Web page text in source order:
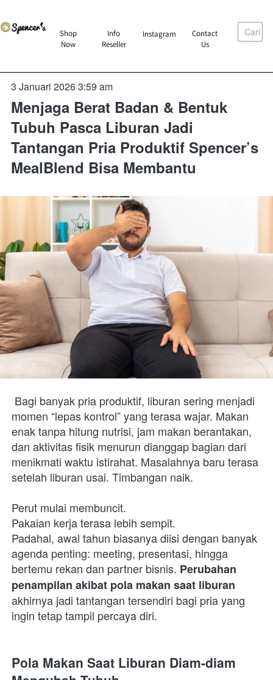
`
Shop
Now
` Info
Reseller
`Instagram `
Contact
Us
Cari
3 Januari 2026 3:59 am
Menjaga Berat Badan & Bentuk
Tubuh Pasca Liburan Jadi
Tantangan Pria Produktif Spencer’s
MealBlend Bisa Membantu
momen “lepas kontrol” yang terasa wajar. Makan
enak tanpa hitung nutrisi, jam makan berantakan,
dan aktivitas fisik menurun dianggap bagian dari
menikmati waktu istirahat. Masalahnya baru terasa
setelah liburan usai. Timbangan naik.
Perut mulai membuncit.
Pakaian kerja terasa lebih sempit.
Padahal, awal tahun biasanya diisi dengan banyak
agenda penting: meeting, presentasi, hingga
bertemu rekan dan partner bisnis. Perubahan
penampilan akibat pola makan saat liburan
akhirnya jadi tantangan tersendiri bagi pria yang
ingin tetap tampil percaya diri.
Pola Makan Saat Liburan Diam-diam